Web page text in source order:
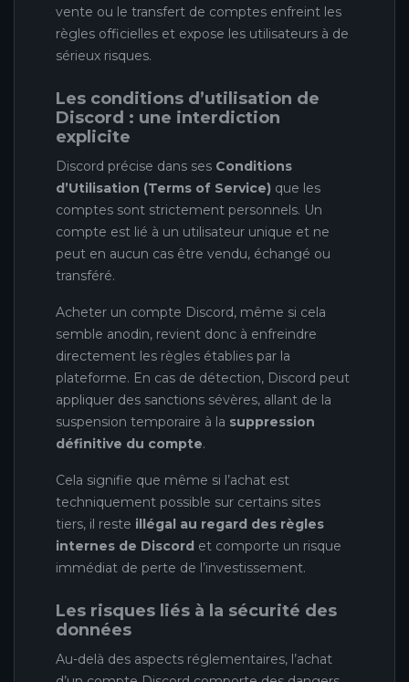
vente ou le transfert de comptes enfreint les
règles officielles et expose les utilisateurs à de
sérieux risques.
Les conditions d’utilisation de
Discord : une interdiction
explicite
Discord précise dans ses Conditions
d’Utilisation (Terms of Service) que les
comptes sont strictement personnels. Un
compte est lié à un utilisateur unique et ne
peut en aucun cas être vendu, échangé ou
transféré.
Acheter un compte Discord, même si cela
semble anodin, revient donc à enfreindre
directement les règles établies par la
plateforme. En cas de détection, Discord peut
appliquer des sanctions sévères, allant de la
suspension temporaire à la suppression
définitive du compte.
Cela signifie que même si l’achat est
techniquement possible sur certains sites
tiers, il reste illégal au regard des règles
internes de Discord et comporte un risque
immédiat de perte de l’investissement.
Les risques liés à la sécurité des
données
Au-delà des aspects réglementaires, l’achat